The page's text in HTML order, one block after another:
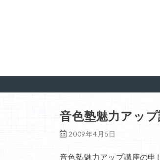
音色塾魅力アッ
2009年4月5日
音色塾魅力アップ講座の申